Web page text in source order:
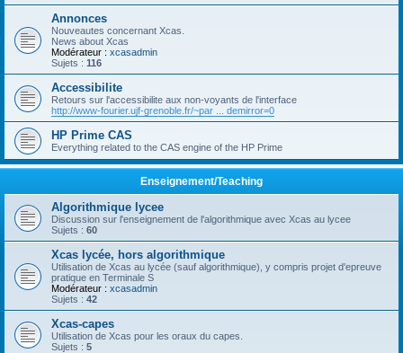
Annonces
Nouveautes concernant Xcas.
News about Xcas
Modérateur : xcasadmin
Sujets : 116
Accessibilite
Retours sur l'accessibilite aux non-voyants de l'interface
http://www-fourier.ujf-grenoble.fr/~par ... demirror=0
HP Prime CAS
Everything related to the CAS engine of the HP Prime
Enseignement/Teaching
Algorithmique lycee
Discussion sur l'enseignement de l'algorithmique avec Xcas au lycee
Sujets : 60
Xcas lycée, hors algorithmique
Utilisation de Xcas au lycée (sauf algorithmique), y compris projet d'epreuve
pratique en Terminale S
Modérateur : xcasadmin
Sujets : 42
Xcas-capes
Utilisation de Xcas pour les oraux du capes.
Sujets : 5